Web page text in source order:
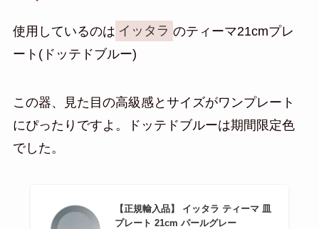
使用しているのは イッタラ のティーマ21cmプレ
ート(ドッテドブルー)
この器、見た目の高級感とサイズがワンプレート
にぴったりですよ。ドッテドブルーは期間限定色
でした。
【正規輸入品】 イッタラ ティーマ 皿
プレート 21cm パールグレー